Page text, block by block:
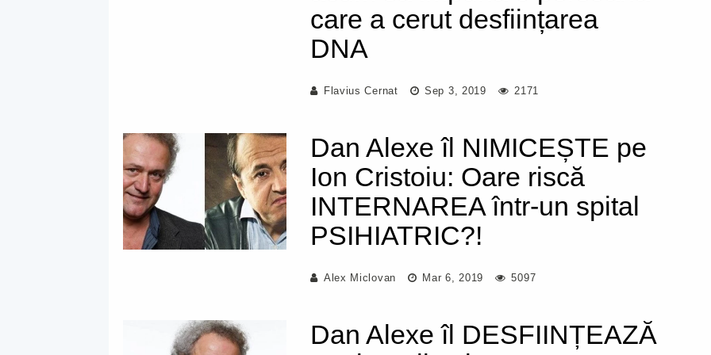
care a cerut desființarea
DNA
Flavius Cernat Sep 3, 2019 2171
Dan Alexe îl NIMICEȘTE pe
Ion Cristoiu: Oare riscă
INTERNAREA într-un spital
PSIHIATRIC?!
Alex Miclovan Mar 6, 2019 5097
Dan Alexe îl DESFIINȚEAZĂ